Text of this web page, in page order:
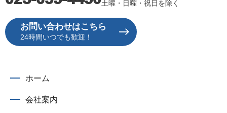
土曜・日曜・祝日を除く
お問い合わせはこちら
24時間いつでも歓迎！
ホーム
会社案内